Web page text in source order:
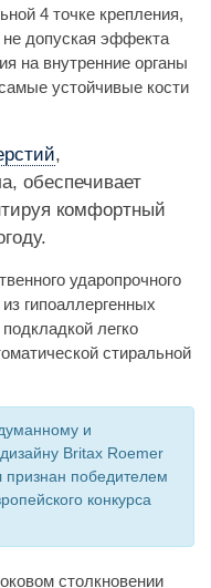
4 точке крепления,
допуская эффекта
на внутренние органы
устойчивые кости
,
обеспечивает
комфортный
ударопрочного
из гипоаллергенных
легко
стиральной
и
Britax Roemer
признан победителем
конкурса
столкновении